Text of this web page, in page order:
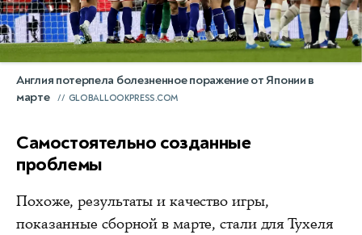
Англия потерпела болезненное поражение от Японии в
марте
GLOBALLOOKPRESS.COM
Самостоятельно созданные
проблемы
Похоже, результаты и качество игры,
показанные сборной в марте, стали для Тухеля